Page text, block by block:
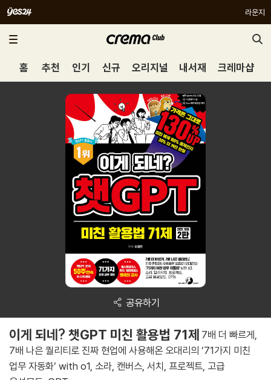
라운지
홈 추천 인기 신규 오리지널 내서재 크레마샵
공유하기
이게 되네? 챗GPT 미친 활용법 71제 7배 더 빠르게,
7배 나은 퀄리티로 진짜 현업에 사용해온 오대리의 ‘71가지 미친
업무 자동화’ with o1, 소라, 캔버스, 서치, 프로젝트, 고급